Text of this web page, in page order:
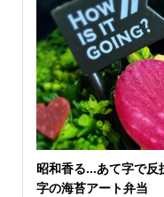
昭和香る…あて字で反
字の海苔アート弁当